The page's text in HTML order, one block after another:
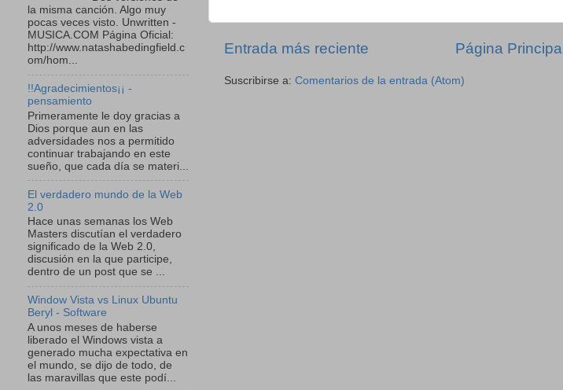
Entrada más reciente Página Principal
Suscribirse a: Comentarios de la entrada (Atom)
la misma canción. Algo muy
pocas veces visto. Unwritten -
MUSICA.COM Página Oficial:
http://www.natashabedingfield.c
om/hom...
!!Agradecimientos¡¡ -
pensamiento
Primeramente le doy gracias a
Dios porque aun en las
adversidades nos a permitido
continuar trabajando en este
sueño, que cada día se materi...
El verdadero mundo de la Web
2.0
Hace unas semanas los Web
Masters discutían el verdadero
significado de la Web 2.0,
discusión en la que participe,
dentro de un post que se ...
Window Vista vs Linux Ubuntu
Beryl - Software
A unos meses de haberse
liberado el Windows vista a
generado mucha expectativa en
el mundo, se dijo de todo, de
las maravillas que este podí...